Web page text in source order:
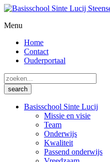
Menu
Home
Contact
Ouderportaal
Basisschool Sinte Lucij
Missie en visie
Team
Onderwijs
Kwaliteit
Passend onderwijs